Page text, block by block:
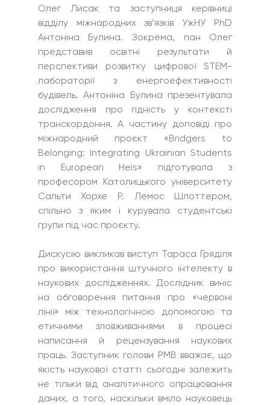
Олег Лисак та заступниця керівниці
відділу міжнародних зв’язків УжНУ PhD
Антоніна Булина. Зокрема, пан Олег
представив освітні результати й
перспективи розвитку цифрової STEM-
лабораторії з енергоефективності
будівель. Антоніна Булина презентувала
дослідження про гідність у контексті
транскордоння. А частину доповіді про
міжнародний проєкт «Bridgers to
Belonging: Integrating Ukrainian Students
in European Heis» підготувала з
професором Католицького університету
Сальти Хорхе Р. Лемос Шлоттером,
спільно з яким і курувала студентські
групи під час проєкту.
Дискусію викликав виступ Тараса Гряділя
про використання штучного інтелекту в
наукових дослідженнях. Дослідник виніс
на обговорення питання про «червоні
лінії» між технологічною допомогою та
етичними зловживаннями в процесі
написання й рецензування наукових
праць. Заступник голови РМВ вважає, що
якість наукової статті сьогодні залежить
не тільки від аналітичного опрацювання
даних, а того, наскільки вміло науковець